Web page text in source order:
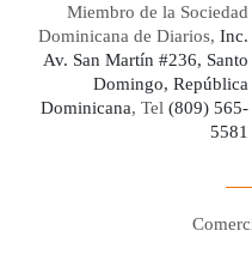
Miembro de la Sociedad
Dominicana de Diarios, Inc.
Av. San Martín #236, Santo
Domingo, República
Dominicana, Tel (809) 565-
5581